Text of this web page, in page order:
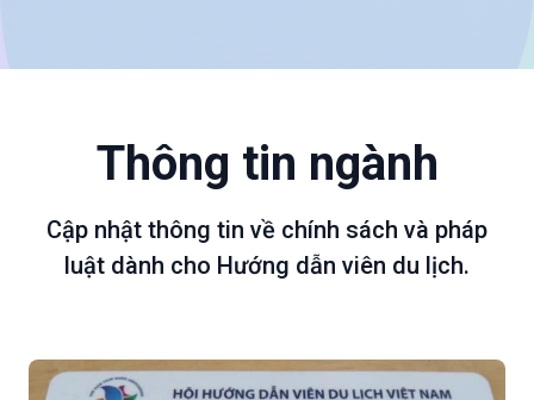
Thông tin ngành
Cập nhật thông tin về chính sách và pháp
luật dành cho Hướng dẫn viên du lịch.